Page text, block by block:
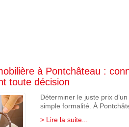
à Pontchâteau :
toute décision
Déterminer le juste prix
simple formalité. À
> Lire la suite...